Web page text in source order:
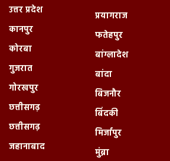
उत्तर प्रदेश
कानपुर
कोरबा
गुजरात
गोरखपुर
छत्तीसगढ़
छत्तीसगढ़
जहानाबाद
प्रयागराज
फतेहपुर
बांग्लादेश
बांदा
बिजनौर
बिंदकी
मिर्जापुर
मुंब्रा